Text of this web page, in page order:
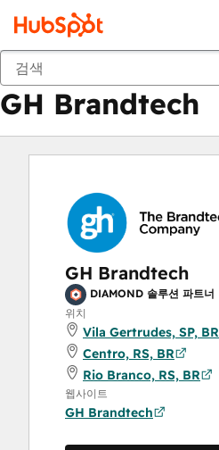
마켓플레이스
GH Brandtech
GH Brandtech
DIAMOND 솔루션 파트너
위치
Vila Gertrudes, SP, BR
Centro, RS, BR
Rio Branco, RS, BR
웹사이트
GH Brandtech